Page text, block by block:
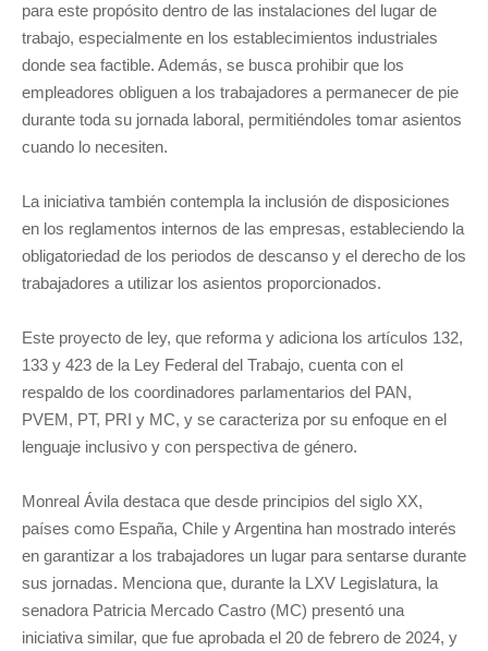
para este propósito dentro de las instalaciones del lugar de
trabajo, especialmente en los establecimientos industriales
donde sea factible. Además, se busca prohibir que los
empleadores obliguen a los trabajadores a permanecer de pie
durante toda su jornada laboral, permitiéndoles tomar asientos
cuando lo necesiten.
La iniciativa también contempla la inclusión de disposiciones
en los reglamentos internos de las empresas, estableciendo la
obligatoriedad de los periodos de descanso y el derecho de los
trabajadores a utilizar los asientos proporcionados.
Este proyecto de ley, que reforma y adiciona los artículos 132,
133 y 423 de la Ley Federal del Trabajo, cuenta con el
respaldo de los coordinadores parlamentarios del PAN,
PVEM, PT, PRI y MC, y se caracteriza por su enfoque en el
lenguaje inclusivo y con perspectiva de género.
Monreal Ávila destaca que desde principios del siglo XX,
países como España, Chile y Argentina han mostrado interés
en garantizar a los trabajadores un lugar para sentarse durante
sus jornadas. Menciona que, durante la LXV Legislatura, la
senadora Patricia Mercado Castro (MC) presentó una
iniciativa similar, que fue aprobada el 20 de febrero de 2024, y